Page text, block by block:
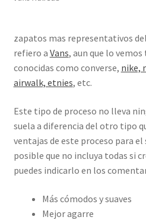
zapatos mas representativos
refiero a Vans, aun que lo
conocidas como converse, nike,
airwalk, etnies, etc.
Este tipo de proceso no lleva
suela a diferencia del otro tipo
ventajas de este proceso para el
posible que no incluya todas si
puedes indicarlo en los
Más cómodos y suaves
Mejor agarre